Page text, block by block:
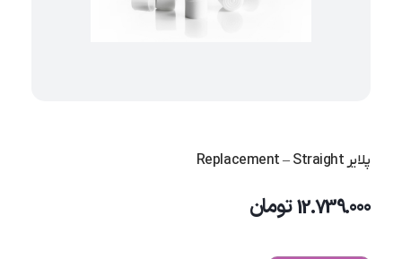
پلایر Replacement – Straight
12.739.000تومان